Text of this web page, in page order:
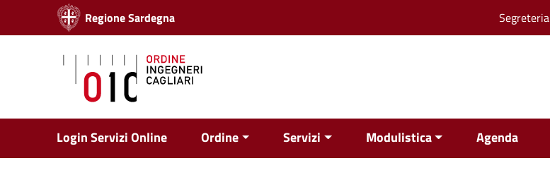
Vai ai contenuti
Vai al menu di navigazione
Regione Sardegna Segreteria
Login Servizi Online Ordine Servizi Modulistica Agenda